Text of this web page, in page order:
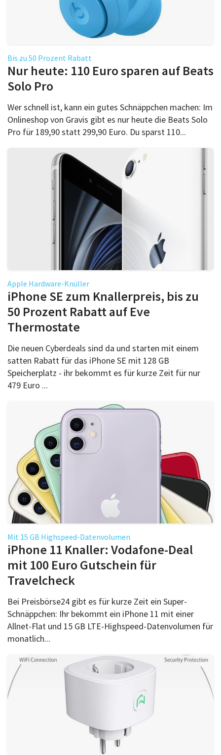
Bis zu 50 Prozent Rabatt
Nur heute: 110 Euro sparen auf Beats
Solo Pro
Wer schnell ist, kann ein gutes Schnäppchen machen: Im
Onlineshop von Gravis gibt es nur heute die Beats Solo
Pro für 189,90 statt 299,90 Euro. Du sparst 110...
Apple Hardware-Knüller
iPhone SE zum Knallerpreis, bis zu
50 Prozent Rabatt auf Eve
Thermostate
Die neuen Cyberdeals sind da und starten mit einem
satten Rabatt für das iPhone SE mit 128 GB
Speicherplatz - ihr bekommt es für kurze Zeit für nur
479 Euro ...
Mit 15 GB Highspeed-Datenvolumen
iPhone 11 Knaller: Vodafone-Deal
mit 100 Euro Gutschein für
Travelcheck
Bei Preisbörse24 gibt es für kurze Zeit ein Super-
Schnäppchen: Ihr bekommt ein iPhone 11 mit einer
Allnet-Flat und 15 GB LTE-Highspeed-Datenvolumen für
monatlich...